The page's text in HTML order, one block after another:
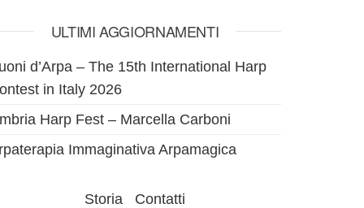
ULTIMI AGGIORNAMENTI
d’Arpa – The 15th International Harp
in Italy 2026
Harp Fest – Marcella Carboni
Immaginativa Arpamagica
Storia Contatti